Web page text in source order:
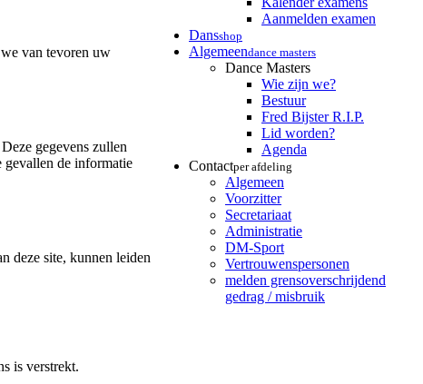
Aanmelden examen
Dansshop
Algemeendance masters
Dance Masters
Wie zijn we?
Bestuur
Fred Bijster R.I.P.
Lid worden?
Agenda
Contactper afdeling
Algemeen
Voorzitter
Secretariaat
Administratie
DM-Sport
Vertrouwenspersonen
melden grensoverschrijdend
gedrag / misbruik
van tevoren uw
gegevens zullen
gevallen de informatie
deze site, kunnen leiden
is verstrekt.